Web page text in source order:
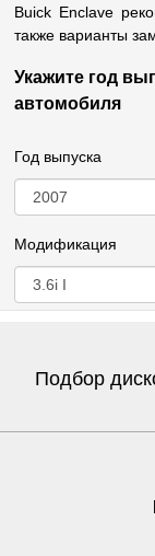
Buick Enclave
также варианты
Укажите год
автомобиля
Год выпуска
Модификация
Подбор